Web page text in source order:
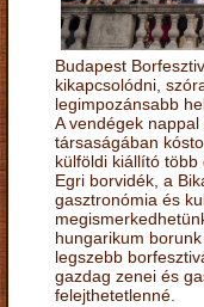
Budapest
kikapcsolódni,
legimpozánsabb
A vendégek
társaságában
külföldi kiállító
Egri borvidék, a
gasztronómia és
hungarikum
legszebb
gazdag zenei és
felejthetetlenné.